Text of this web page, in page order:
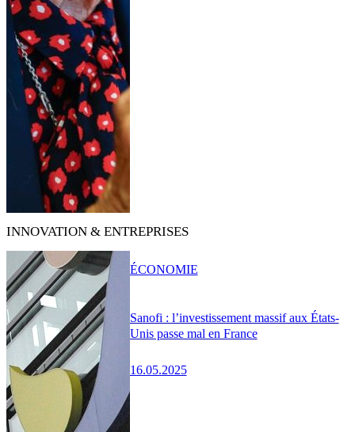
INNOVATION & ENTREPRISES
Sanofi : l’investissement massif aux États-
Unis passe mal en France
16.05.2025
ÉCONOMIE